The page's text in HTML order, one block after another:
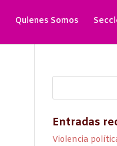
Quienes Somos
Entradas
Violencia